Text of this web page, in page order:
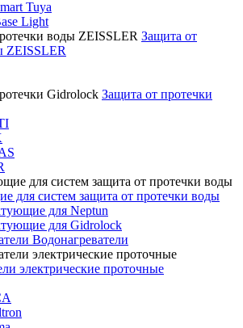
Tuya
Light
Защита от
ZEISSLER
Защита от протечки
для систем защита от протечки воды
для Neptun
для Gidrolock
Водонагреватели
электрические проточные